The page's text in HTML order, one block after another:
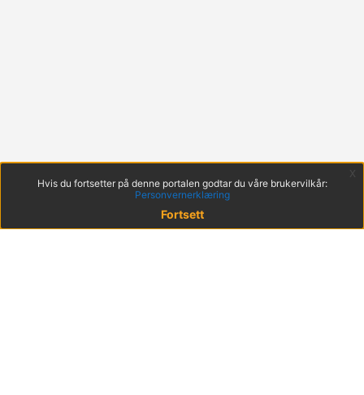
Hvis du fortsetter på denne portalen godtar du våre brukervilkår:
Personvernerklæring
Fortsett
x